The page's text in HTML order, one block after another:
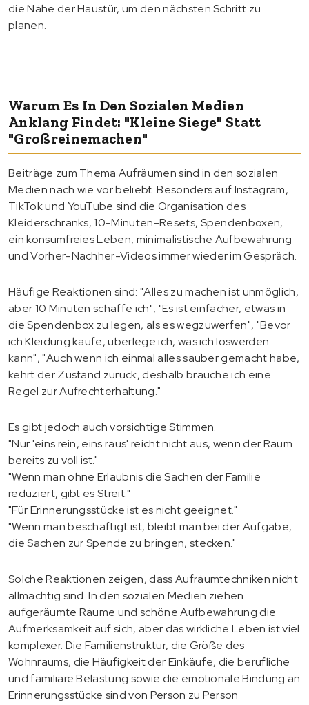
die Nähe der Haustür, um den nächsten Schritt zu
planen.
Warum Es In Den Sozialen Medien
Anklang Findet: "Kleine Siege" Statt
"Großreinemachen"
Beiträge zum Thema Aufräumen sind in den sozialen
Medien nach wie vor beliebt. Besonders auf Instagram,
TikTok und YouTube sind die Organisation des
Kleiderschranks, 10-Minuten-Resets, Spendenboxen,
ein konsumfreies Leben, minimalistische Aufbewahrung
und Vorher-Nachher-Videos immer wieder im Gespräch.
Häufige Reaktionen sind: "Alles zu machen ist unmöglich,
aber 10 Minuten schaffe ich", "Es ist einfacher, etwas in
die Spendenbox zu legen, als es wegzuwerfen", "Bevor
ich Kleidung kaufe, überlege ich, was ich loswerden
kann", "Auch wenn ich einmal alles sauber gemacht habe,
kehrt der Zustand zurück, deshalb brauche ich eine
Regel zur Aufrechterhaltung."
Es gibt jedoch auch vorsichtige Stimmen.
"Nur 'eins rein, eins raus' reicht nicht aus, wenn der Raum
bereits zu voll ist."
"Wenn man ohne Erlaubnis die Sachen der Familie
reduziert, gibt es Streit."
"Für Erinnerungsstücke ist es nicht geeignet."
"Wenn man beschäftigt ist, bleibt man bei der Aufgabe,
die Sachen zur Spende zu bringen, stecken."
Solche Reaktionen zeigen, dass Aufräumtechniken nicht
allmächtig sind. In den sozialen Medien ziehen
aufgeräumte Räume und schöne Aufbewahrung die
Aufmerksamkeit auf sich, aber das wirkliche Leben ist viel
komplexer. Die Familienstruktur, die Größe des
Wohnraums, die Häufigkeit der Einkäufe, die berufliche
und familiäre Belastung sowie die emotionale Bindung an
Erinnerungsstücke sind von Person zu Person